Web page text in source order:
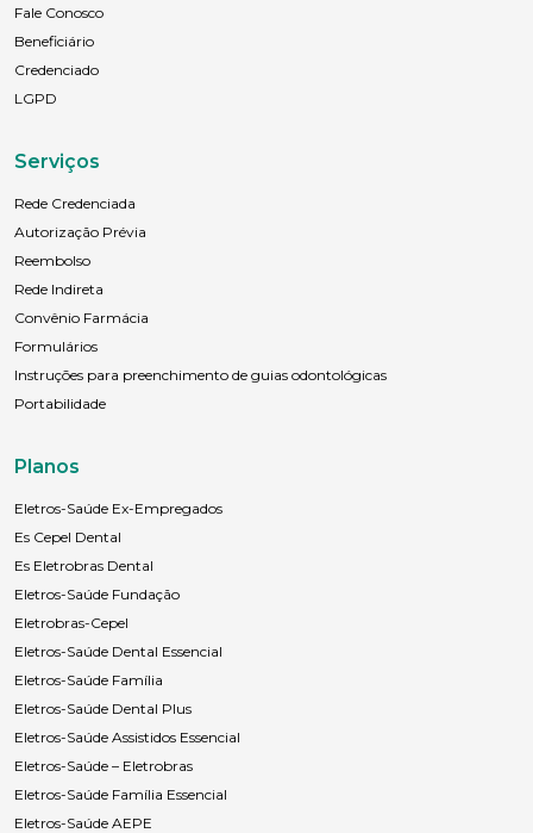
Fale Conosco
Beneficiário
Credenciado
LGPD
Serviços
Rede Credenciada
Autorização Prévia
Reembolso
Rede Indireta
Convênio Farmácia
Formulários
Instruções para preenchimento de guias odontológicas
Portabilidade
Planos
Eletros-Saúde Ex-Empregados
Es Cepel Dental
Es Eletrobras Dental
Eletros-Saúde Fundação
Eletrobras-Cepel
Eletros-Saúde Dental Essencial
Eletros-Saúde Família
Eletros-Saúde Dental Plus
Eletros-Saúde Assistidos Essencial
Eletros-Saúde – Eletrobras
Eletros-Saúde Família Essencial
Eletros-Saúde AEPE